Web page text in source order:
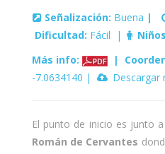
Señalización: Buena |
Dificultad: Fácil |
Más info:
|
-7.0634140 |
Descargar
El punto de inicio es junto
Román de Cervantes